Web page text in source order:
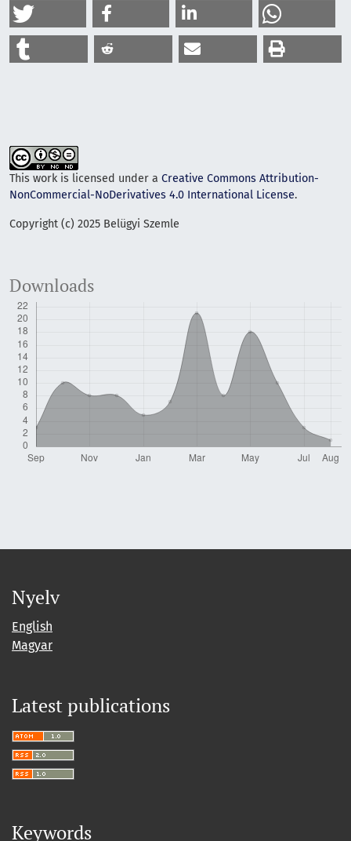
This work is licensed under a Creative Commons Attribution-
NonCommercial-NoDerivatives 4.0 International License.
Copyright (c) 2025 Belügyi Szemle
Downloads
Nyelv
English
Magyar
Latest publications
Keywords